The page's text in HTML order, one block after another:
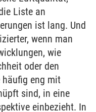
Liste an
ist lang. Und
wenn man
wie
oder den
häufig eng mit
sind, in eine
einbezieht. In